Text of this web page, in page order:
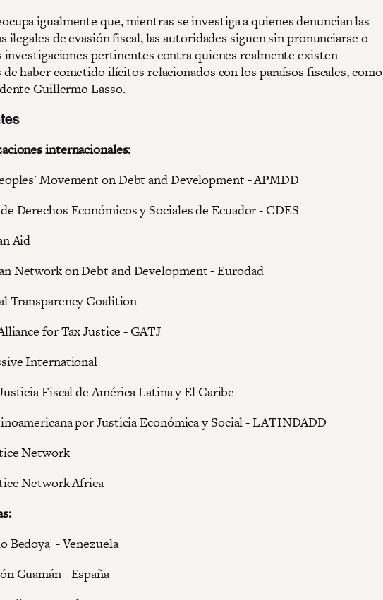
igualmente que, mientras se investiga a quienes denuncian las
ilegales de evasión fiscal, las autoridades siguen sin pronunciarse o
investigaciones pertinentes contra quienes realmente existen
haber cometido ilícitos relacionados con los paraísos fiscales, como
Guillermo Lasso.
internacionales:
Movement on Debt and Development - APMDD
Derechos Económicos y Sociales de Ecuador - CDES
Aid
Network on Debt and Development - Eurodad
Transparency Coalition
for Tax Justice - GATJ
International
Fiscal de América Latina y El Caribe
por Justicia Económica y Social - LATINDADD
Network
Network Africa
Bedoya - Venezuela
Guamán - España